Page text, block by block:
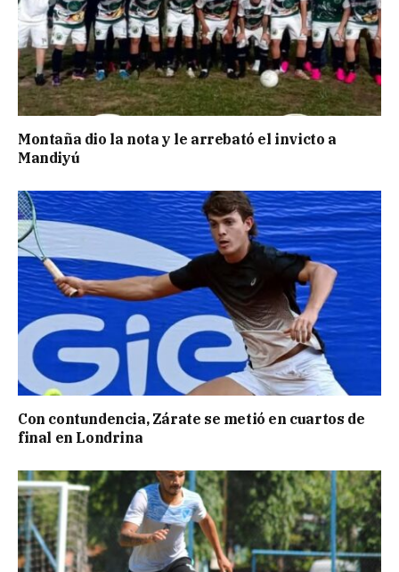
Montaña dio la nota y le arrebató el invicto a
Mandiyú
Con contundencia, Zárate se metió en cuartos de
final en Londrina